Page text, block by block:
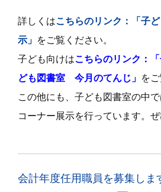
詳しくはこちらのリンク：「子
示」 をご覧ください。
子ども向けはこちらのリンク：
ども図書室 今月のてんじ」 を
この他にも、子ども図書室の中
コーナー展示を行っています。ぜ
会計年度任用職員を募集しま